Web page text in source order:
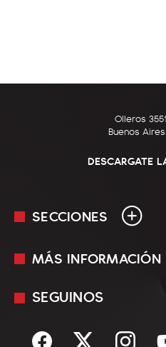
Olleros
Buenos
DESCARGATE
SECCIONES
En Vivo
Sociedad
MÁS INFORMACIÓN
Mediakit
Términos y condiciones
SEGUINOS